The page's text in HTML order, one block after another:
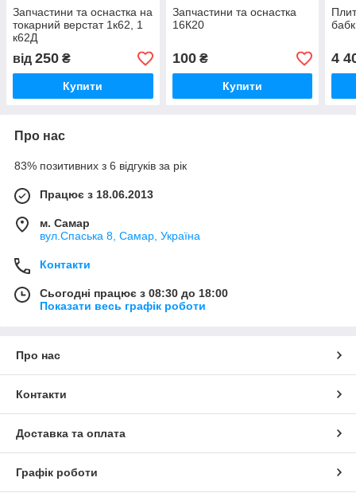
Запчастини та оснастка на
токарний верстат 1к62, 1
к62Д
від 250 ₴
Купити
Запчастини та оснастка
16К20
100₴
Купити
4
Про нас
83% позитивних з 6 відгуків за рік
Працює з 18.06.2013
м. Самар
вул.Спаська 8, Самар, Україна
Контакти
Сьогодні працює з 08:30 до 18:00
Показати весь графік роботи
Про нас
Контакти
Доставка та оплата
Графік роботи